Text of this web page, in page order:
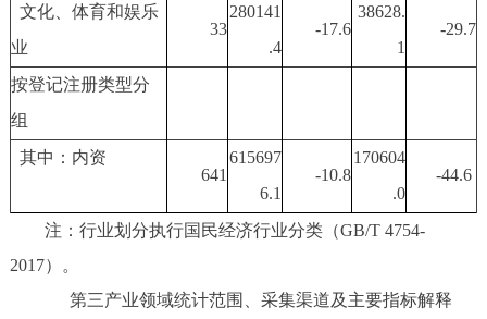
文化、体育和娱乐
业
33
280141
.4
-17.6
38628.
1
-29.7
按登记注册类型分
组
其中：内资
641
615697
6.1
-10.8
170604
.0
-44.6
注：行业划分执行国民经济行业分类（GB/T 4754-
2017）。
第三产业领域统计范围、采集渠道及主要指标解释